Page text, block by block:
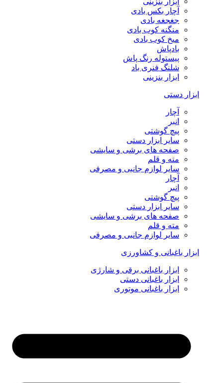
آچار بکس بادی
جغجغه بادی
منگنه کوب بادی
میخ کوب بادی
بادپاش
پیستوله رنگ پاش
شلنگ فنری باد
ابزار بنزینی
ابزار دستی
آچار
انبر
پیچ گوشتی
سایر ابزار دستی
صفحه های برشی و سایشی
مته و قلم
سایر لوازم جانبی و مصرفی
آچار
انبر
پیچ گوشتی
سایر ابزار دستی
صفحه های برشی و سایشی
مته و قلم
سایر لوازم جانبی و مصرفی
ابزار باغبانی و کشاورزی
ابزار باغبانی برقی و شارژی
ابزار باغبانی دستی
ابزار باغبانی موتوری